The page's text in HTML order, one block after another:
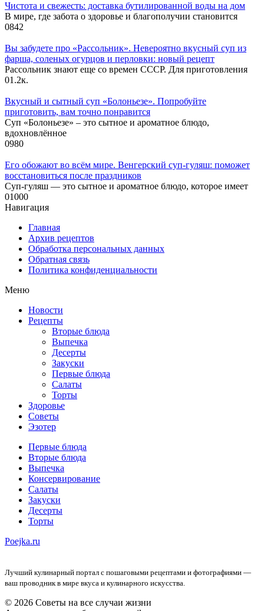
Чистота и свежесть: доставка бутилированной воды на дом
В мире, где забота о здоровье и благополучии становится
0842
Вы забудете про «Рассольник». Невероятно вкусный суп из
фарша, соленых огурцов и перловки: новый рецепт
Рассольник знают еще со времен СССР. Для приготовления
01.2к.
Вкусный и сытный cуп «Болоньезе». Попробуйте
приготовить, вам точно понравится
Суп «Болоньезе» – это сытное и ароматное блюдо,
вдохновлённое
0980
Его обожают во всём мире. Венгерский суп-гуляш: поможет
восстановиться после праздников
Суп-гуляш — это сытное и ароматное блюдо, которое имеет
01000
Навигация
Главная
Архив рецептов
Обработка персональных данных
Обратная связь
Политика конфиденциальности
Меню
Новости
Рецепты
Вторые блюда
Выпечка
Десерты
Закуски
Первые блюда
Салаты
Торты
Здоровье
Советы
Эзотер
Первые блюда
Вторые блюда
Выпечка
Консервирование
Салаты
Закуски
Десерты
Торты
Poejka.ru
Лучший кулинарный портал с пошаговыми рецептами и фотографиями —
ваш проводник в мире вкуса и кулинарного искусства.
© 2026 Советы на все случаи жизни